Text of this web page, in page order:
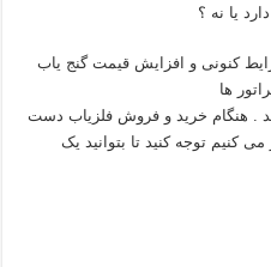
یا نه ؟
کنونی و افزایش قیمت گنج یاب
ها
. هنگام خرید و فروش فلزیاب دست
کنیم توجه کنید تا بتوانید یک